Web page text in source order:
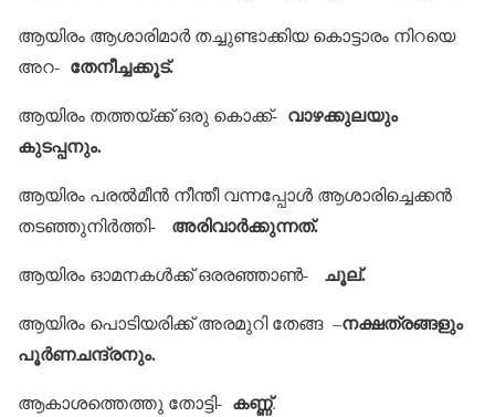
ആയിരം ആശാരിമാര്‍ തച്ചുണ്ടാക്കിയ കൊട്ടാരം നിറയെ
അറ- തേനീച്ചക്കൂട്.
ആയിരം തത്തയ്ക്ക് ഒരു കൊക്ക്- വാഴക്കുലയും
കുടപ്പനും.
ആയിരം പരല്‍മീന്‍ നീന്തീ വന്നപ്പോള്‍ ആശാരിച്ചെക്കന്‍
തടഞ്ഞുനിര്‍ത്തി- അരിവാര്‍ക്കുന്നത്.
ആയിരം ഓമനകള്‍ക്ക് ഒരരഞ്ഞാണ്‍- ചൂല്.
ആയിരം പൊടിയരിക്ക് അരമുറി തേങ്ങ –നക്ഷത്രങ്ങളും
പൂര്‍ണചന്ദ്രനും.
ആകാശത്തെത്തു തോട്ടി- കണ്ണ്.